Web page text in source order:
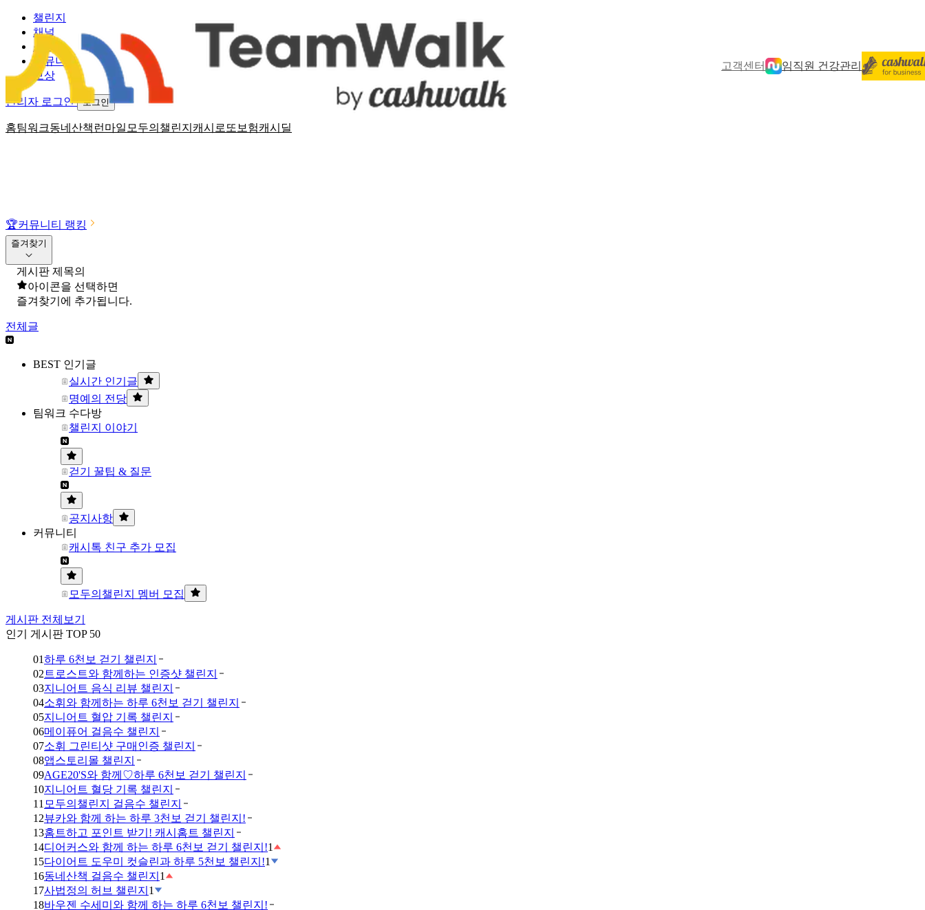
고객센터 임직원 건강관리
홈팀워크동네산책 런마일 모두의챌린지 캐시로또 보험캐시딜
챌린지
채널
소식
커뮤니티
보상
관리자 로그인 로그인
🏆커뮤니티 랭킹
즐겨찾기
게시판 제목의
아이콘을 선택하면
즐겨찾기에 추가됩니다.
전체글
BEST 인기글
실시간 인기글
명예의 전당
팀워크 수다방
챌린지 이야기
걷기 꿀팁 & 질문
공지사항
커뮤니티
캐시톡 친구 추가 모집
모두의챌린지 멤버 모집
게시판 전체보기
인기 게시판 TOP 50
01하루 6천보 걷기 챌린지
02 트로스트와 함께하는 인증샷 챌린지
03지니어트 음식 리뷰 챌린지
04소휘와 함께하는 하루 6천보 걷기 챌린지
05지니어트 혈압 기록 챌린지
06메이퓨어 걸음수 챌린지
07소휘 그린티샷 구매인증 챌린지
08앱스토리몰 챌린지
09AGE20'S와 함께♡하루 6천보 걷기 챌린지
10지니어트 혈당 기록 챌린지
11 모두의챌린지 걸음수 챌린지
12뷰카와 함께 하는 하루 3천보 걷기 챌린지!
13홈트하고 포인트 받기! 캐시홈트 챌린지
14디어커스와 함께 하는 하루 6천보 걷기 챌린지!1
15다이어트 도우미 컷슬린과 하루 5천보 챌린지!1
16동네산책 걸음수 챌린지 1
17사법정의 허브 챌린지 1
18바우젠 수세미와 함께 하는 하루 6천보 챌린지!